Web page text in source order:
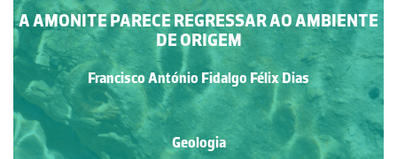
A AMONITE PARECE REGRESSAR AO AMBIENTE
DE ORIGEM
Francisco António Fidalgo Félix Dias
Geologia